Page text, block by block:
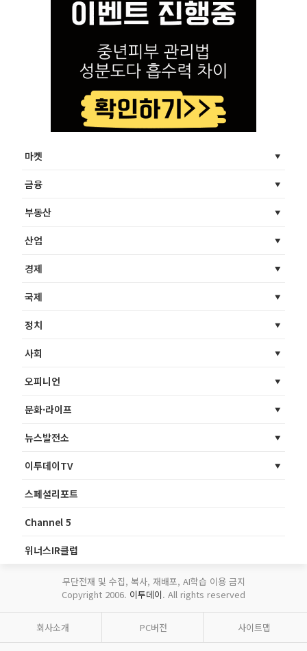
마켓
금융
부동산
산업
경제
국제
정치
사회
오피니언
문화·라이프
뉴스발전소
이투데이TV
스페셜리포트
Channel 5
위너스IR클럽
무단전재 및 수집, 복사, 재배포, AI학습 이용 금지
Copyright 2006. 이투데이. All rights reserved
회사소개 PC버전 사이트맵